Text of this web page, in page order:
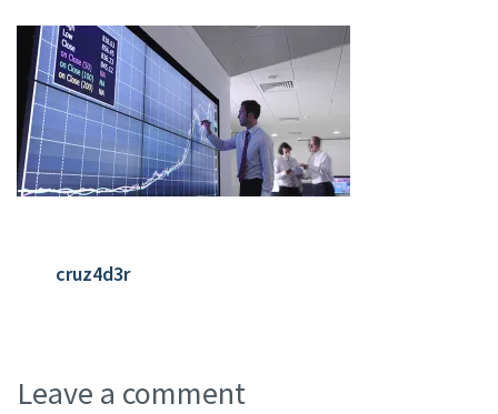
cruz4d3r
Leave a comment